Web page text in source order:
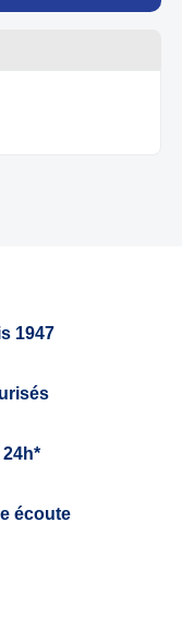
1947
écoute